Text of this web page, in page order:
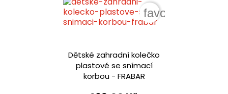
Dětské zahradní kolečko
plastové se snímací
korbou - FRABAR
favorite_border